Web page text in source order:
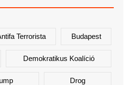
Terrorista Budapest
Demokratikus Koalíció
Drog